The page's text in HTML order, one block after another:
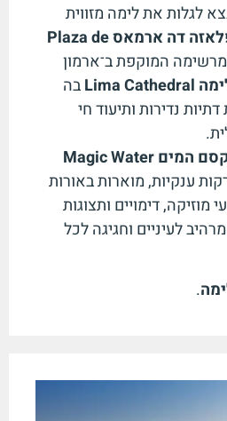
לגלות את לימה מזווית
דה ארמאסPlaza de
המוקפת ב־ארמון
Lima Cathedralבה
נדירות ותיעוד חי
המיםMagic Water
ענקיות, מוארות באורות
מוזיקה, דימויים ותצוגות
לעיניים וחגיגה לכל
.